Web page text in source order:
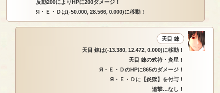
反動200によりHPに200ダメージ！
Я・Ｅ・Ｄは(-50.000, 28.566, 0.000)に移動！
天目 錬
天目 錬は(-13.380, 12.472, 0.000)に移動！
天目 錬の式符・炎星！
Я・Ｅ・ＤのHPに865のダメージ！
Я・Ｅ・Ｄに【炎獄】を付与！
追撃…なし！